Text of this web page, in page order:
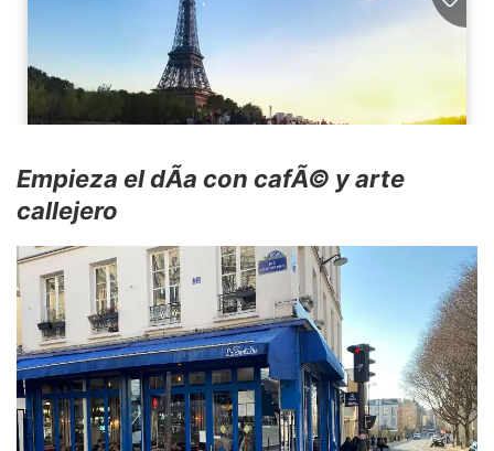
Empieza el dÃ­a con cafÃ© y arte
callejero